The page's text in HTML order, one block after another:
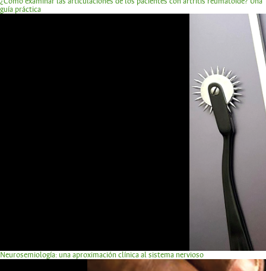
guía práctica
Neurosemiología: una aproximación clínica al sistema nervioso